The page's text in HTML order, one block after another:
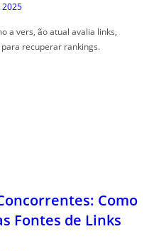
2025
a vers, ão atual avalia links,
recuperar rankings.
Como
Fontes de Links